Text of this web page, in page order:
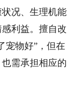
况、生理机能
利益。擅自改
宠物好”，但在
需承担相应的